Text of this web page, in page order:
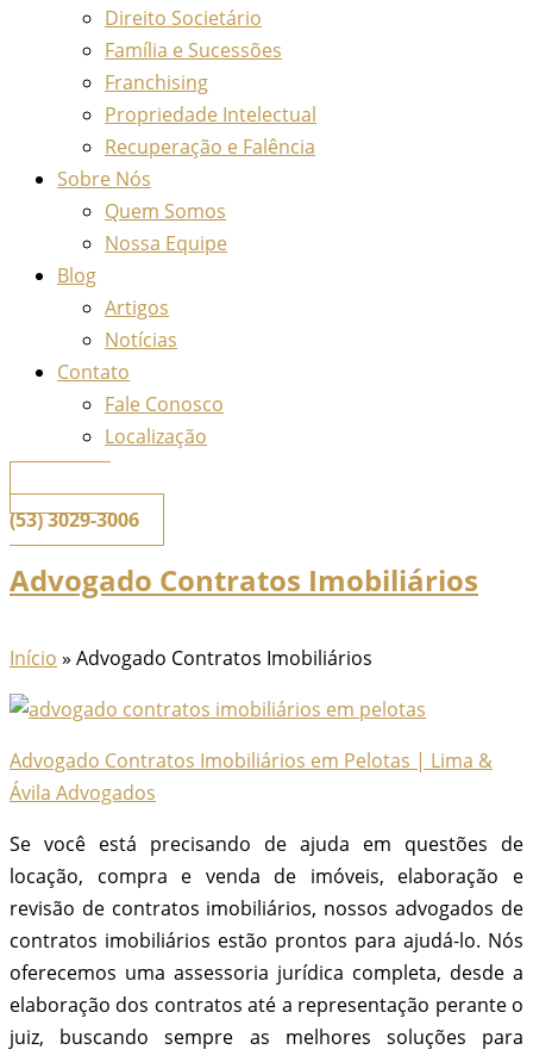
Direito Societário
Família e Sucessões
Franchising
Propriedade Intelectual
Recuperação e Falência
Sobre Nós
Quem Somos
Nossa Equipe
Blog
Artigos
Notícias
Contato
Fale Conosco
Localização
(53) 3029-3006
Advogado Contratos Imobiliários
Início » Advogado Contratos Imobiliários
Advogado Contratos Imobiliários em Pelotas | Lima &
Ávila Advogados
Se você está precisando de ajuda em questões de
locação, compra e venda de imóveis, elaboração e
revisão de contratos imobiliários, nossos advogados de
contratos imobiliários estão prontos para ajudá-lo. Nós
oferecemos uma assessoria jurídica completa, desde a
elaboração dos contratos até a representação perante o
juiz, buscando sempre as melhores soluções para